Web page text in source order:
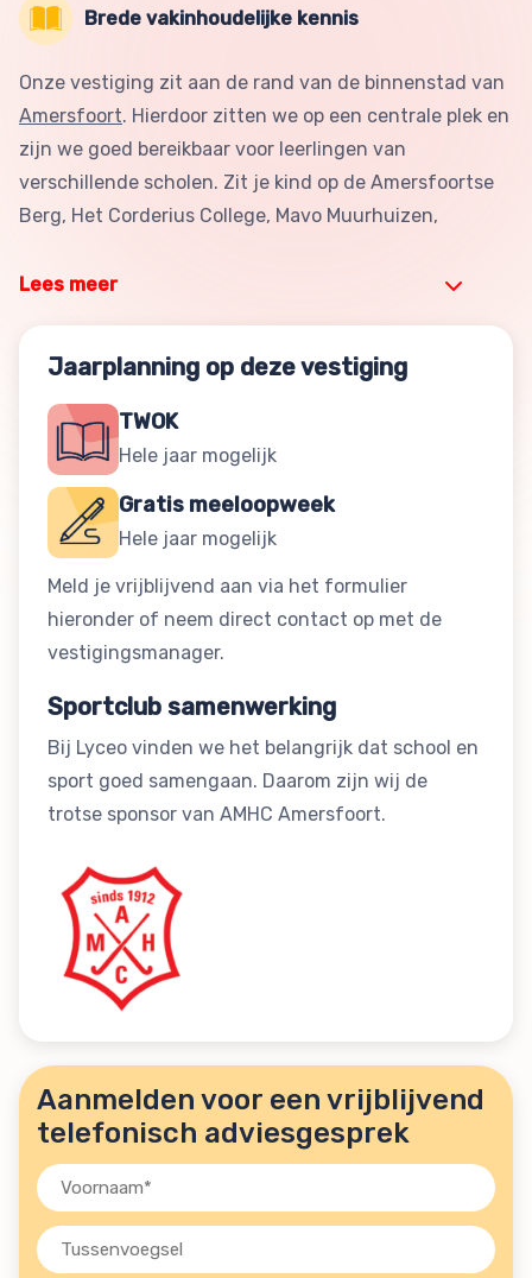
Brede vakinhoudelijke kennis
Onze vestiging zit aan de rand van de binnenstad van
Amersfoort. Hierdoor zitten we op een centrale plek en
zijn we goed bereikbaar voor leerlingen van
verschillende scholen. Zit je kind op de Amersfoortse
Berg, Het Corderius College, Mavo Muurhuizen,
Lees meer
Jaarplanning op deze vestiging
TWOK
Hele jaar mogelijk
Gratis meeloopweek
Hele jaar mogelijk
Meld je vrijblijvend aan via het formulier
hieronder of neem direct contact op met de
vestigingsmanager.
Sportclub samenwerking
Bij Lyceo vinden we het belangrijk dat school en
sport goed samengaan. Daarom zijn wij de
trotse sponsor van AMHC Amersfoort.
Aanmelden voor een vrijblijvend
telefonisch adviesgesprek
Voornaam
(Vereist)
Tussenvoegsel